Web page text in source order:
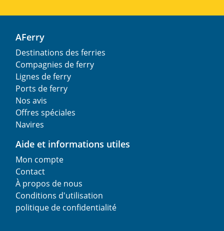
AFerry
Destinations des ferries
Compagnies de ferry
Lignes de ferry
Ports de ferry
Nos avis
Offres spéciales
Navires
Aide et informations utiles
Mon compte
Contact
À propos de nous
Conditions d'utilisation
politique de confidentialité